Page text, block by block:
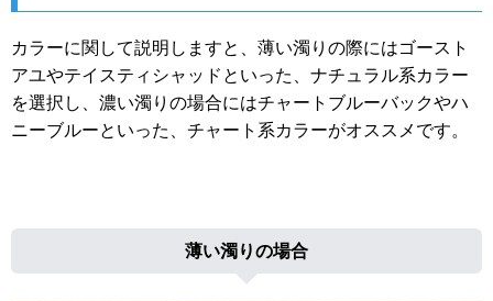
カラーに関して説明しますと、薄い濁りの際にはゴースト
アユやテイスティシャッドといった、ナチュラル系カラー
を選択し、濃い濁りの場合にはチャートブルーバックやハ
ニーブルーといった、チャート系カラーがオススメです。
薄い濁りの場合